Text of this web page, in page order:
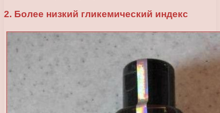
2. Более низкий гликемический индекс